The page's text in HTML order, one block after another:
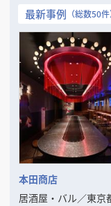
ナー」であることです
お見積り、デザイン提
が最後まで並走します
望が伝わらない、工程
ことがありません。
代表の高橋は16歳で大
坪数で席数はいくつ取
くら費用が跳ねるかを
一週間お待たせする、
内装業界には、返信が
が「一式」で中身が分
す。それを自分たちか
ちゃんねる」でも、費
ます。
最新事例 （総数50件
本田商店
居酒屋・バル／東京